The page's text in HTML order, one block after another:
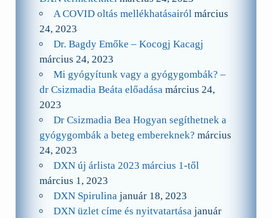
A COVID oltás mellékhatásairól március
24, 2023
Dr. Bagdy Emőke – Kocogj Kacagj
március 24, 2023
Mi gyógyítunk vagy a gyógygombák? –
dr Csizmadia Beáta előadása március 24,
2023
Dr Csizmadia Bea Hogyan segíthetnek a
gyógygombák a beteg embereknek? március
24, 2023
DXN új árlista 2023 március 1-től
március 1, 2023
DXN Spirulina január 18, 2023
DXN üzlet címe és nyitvatartása január